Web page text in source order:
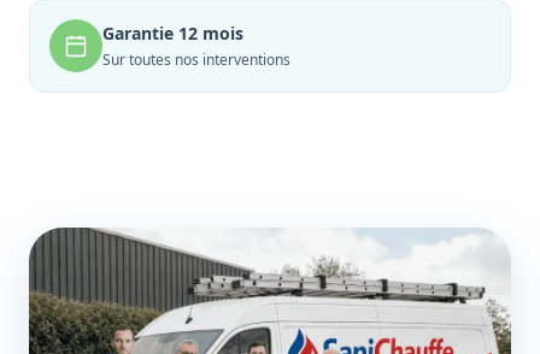
Garantie 12 mois
Sur toutes nos interventions